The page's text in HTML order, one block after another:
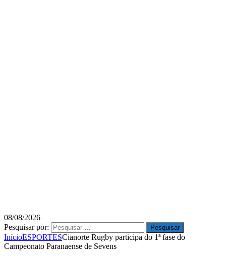
08/08/2026
Pesquisar por:
InícioESPORTESCianorte Rugby participa do 1ª fase do
Campeonato Paranaense de Sevens